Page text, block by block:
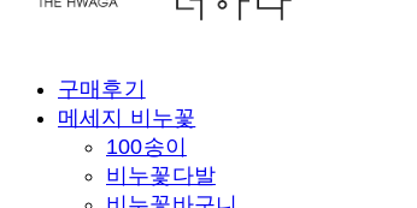
구매후기
메세지 비누꽃
100송이
비누꽃다발